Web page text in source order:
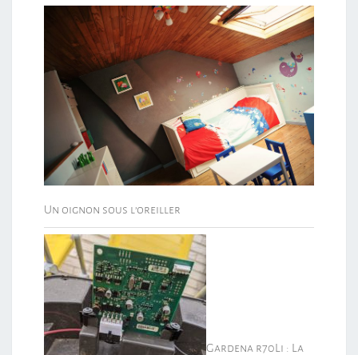
Un oignon sous l’oreiller
Gardena r70Li : La